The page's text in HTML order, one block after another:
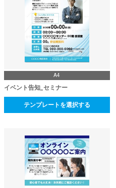
A4
イベント告知_セミナー
テンプレートを選択する